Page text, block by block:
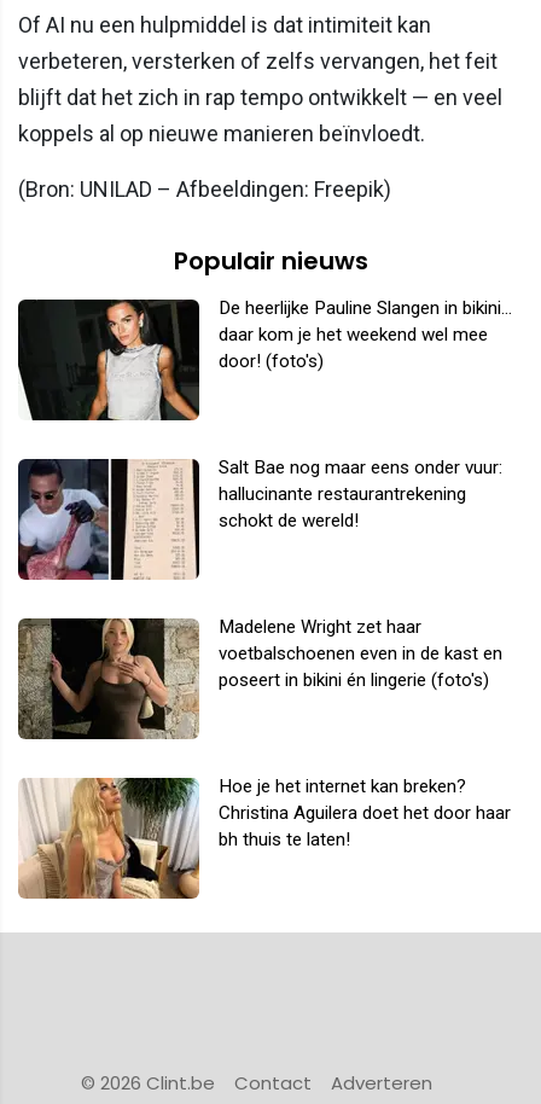
Of AI nu een hulpmiddel is dat intimiteit kan
verbeteren, versterken of zelfs vervangen, het feit
blijft dat het zich in rap tempo ontwikkelt — en veel
koppels al op nieuwe manieren beïnvloedt.
(Bron: UNILAD – Afbeeldingen: Freepik)
Populair nieuws
De heerlijke Pauline Slangen in bikini...
daar kom je het weekend wel mee
door! (foto's)
Salt Bae nog maar eens onder vuur:
hallucinante restaurantrekening
schokt de wereld!
Madelene Wright zet haar
voetbalschoenen even in de kast en
poseert in bikini én lingerie (foto's)
Hoe je het internet kan breken?
Christina Aguilera doet het door haar
bh thuis te laten!
© 2026 Clint.be Contact
Adverteren